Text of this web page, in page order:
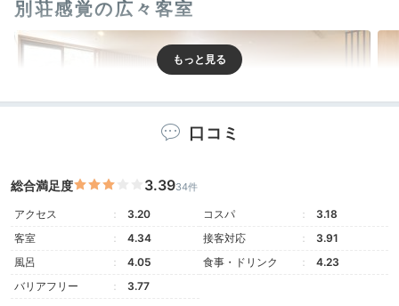
別荘感覚の広々客室
温泉露天風呂付スイート例
呂付き、スイートルーム、和洋室など種類も豊富
口コミ
総合満足度 3.3934件
アクセス 3.20 コスパ
3.18
客室
4.34 接客対応
3.91
風呂
4.05 食事・ドリンク
4.23
バリアフリー
3.77